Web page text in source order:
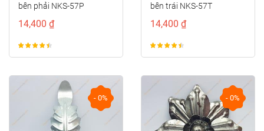
bên phải NKS-57P
14,400 ₫
bên trái NKS-57T
14,400 ₫
- 0% - 0%